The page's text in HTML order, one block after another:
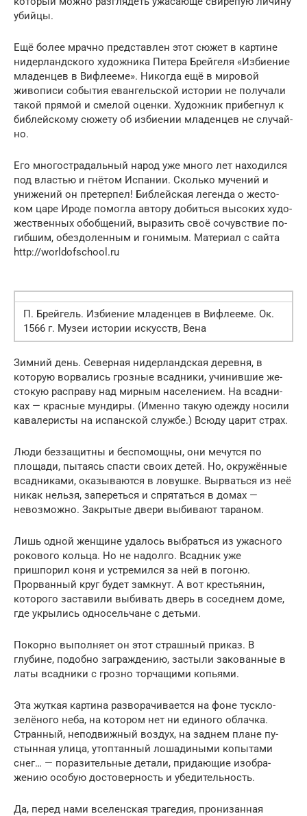
убийцы.
Ещё более мрачно представлен этот сюжет в картине
нидерландского художника Питера Брейгеля «Избие­ние
младенцев в Вифлееме». Никогда ещё в мировой
живописи события евангельской истории не получали
такой прямой и смелой оценки. Художник прибегнул к
библейскому сюжету об избиении младенцев не случай­
но.
Его многострадальный народ уже много лет нахо­дился
под властью и гнётом Испании. Сколько мучений и
унижений он претерпел! Библейская легенда о жесто­
ком царе Ироде помогла автору добиться высоких худо­
жественных обобщений, выразить своё сочувствие по­
гибшим, обездоленным и гонимым. Материал с сайта
http://worldofschool.ru
П. Брейгель. Избиение младенцев в Вифлееме. Ок.
1566 г. Музеи истории искусств, Вена
Зимний день. Северная нидерландская деревня, в
которую ворвались грозные всадники, учинившие же­
стокую расправу над мирным населением. На всадни­
ках — красные мундиры. (Именно такую одежду носи­ли
кавалеристы на испанской службе.) Всюду царит страх.
Люди беззащитны и беспомощны, они мечутся по
площади, пытаясь спасти своих детей. Но, окружён­ные
всадниками, оказываются в ловушке. Вырваться из неё
никак нельзя, запереться и спрятаться в домах —
невозможно. Закрытые двери выбивают тараном.
Лишь одной женщине удалось выбраться из ужасного
роково­го кольца. Но не надолго. Всадник уже
пришпорил ко­ня и устремился за ней в погоню.
Прорванный круг бу­дет замкнут. А вот крестьянин,
которого заставили вы­бивать дверь в соседнем доме,
где укрылись односельчане с детьми.
Покорно выполняет он этот страшный приказ. В
глубине, подобно заграждению, застыли закованные в
латы всадники с грозно торчащими копьями.
Эта жуткая картина разворачивается на фоне туск­ло-
зелёного неба, на котором нет ни единого облачка.
Странный, неподвижный воздух, на заднем плане пу­
стынная улица, утоптанный лошадиными копытами
снег… — поразительные детали, придающие изобра­
жению особую достоверность и убедительность.
Да, перед нами вселенская трагедия, пронизанная